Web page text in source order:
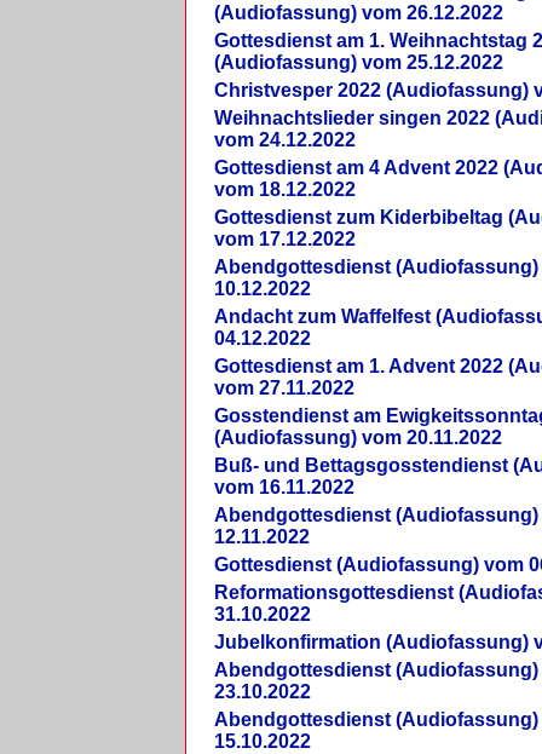
(Audiofassung) vom 26.12.2022
Gottesdienst am 1. Weihnachtstag
(Audiofassung) vom 25.12.2022
Christvesper 2022 (Audiofassung)
Weihnachtslieder singen 2022
vom 24.12.2022
Gottesdienst am 4 Advent 2022
vom 18.12.2022
Gottesdienst zum Kiderbibeltag
vom 17.12.2022
Abendgottesdienst (Audiofassung)
10.12.2022
Andacht zum Waffelfest
04.12.2022
Gottesdienst am 1. Advent 2022
vom 27.11.2022
Gosstendienst am
(Audiofassung) vom 20.11.2022
Buß- und Bettagsgosstendienst
vom 16.11.2022
Abendgottesdienst (Audiofassung)
12.11.2022
Gottesdienst (Audiofassung) vom
Reformationsgottesdienst
31.10.2022
Jubelkonfirmation (Audiofassung)
Abendgottesdienst (Audiofassung)
23.10.2022
Abendgottesdienst (Audiofassung)
15.10.2022